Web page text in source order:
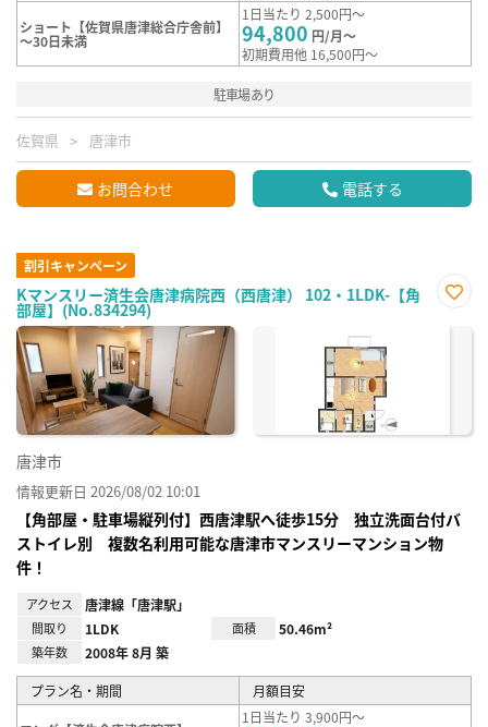
ショート【佐賀県唐津総合庁舎前】
～30日未満
1日当たり 2,500円～
94,800 円/月～
初期費用他 16,500円～
駐車場あり
佐賀県 唐津市
お問合わせ 電話する
割引キャンペーン
Kマンスリー済生会唐津病院西（西唐津） 102・1LDK-【角
部屋】(No.834294)
に入
唐津市
情報更新日 2026/08/02 10:01
【角部屋・駐車場縦列付】西唐津駅へ徒歩15分 独立洗面台付バ
ストイレ別 複数名利用可能な唐津市マンスリーマンション物
件！
アクセス 唐津線「唐津駅」
間取り 1LDK 面積 50.46m²
築年数 2008年 8月 築
プラン名・期間 月額目安
1日当たり 3,900円～